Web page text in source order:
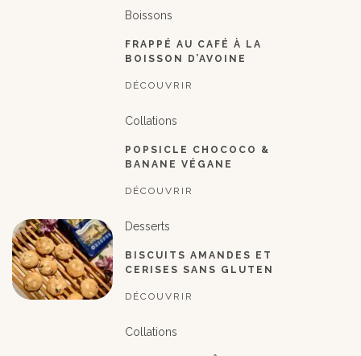
Boissons
FRAPPÉ AU CAFÉ À LA
BOISSON D’AVOINE
DÉCOUVRIR
Collations
POPSICLE CHOCOCO &
BANANE VÉGANE
DÉCOUVRIR
Desserts
BISCUITS AMANDES ET
CERISES SANS GLUTEN
DÉCOUVRIR
Collations